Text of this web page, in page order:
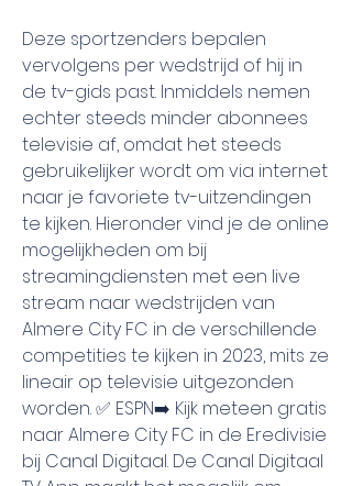
Deze sportzenders bepalen
vervolgens per wedstrijd of hij in
de tv-gids past. Inmiddels nemen
echter steeds minder abonnees
televisie af, omdat het steeds
gebruikelijker wordt om via internet
naar je favoriete tv-uitzendingen
te kijken. Hieronder vind je de online
mogelijkheden om bij
streamingdiensten met een live
stream naar wedstrijden van
Almere City FC in de verschillende
competities te kijken in 2023, mits ze
lineair op televisie uitgezonden
worden. ✅ ESPN➡️ Kijk meteen gratis
naar Almere City FC in de Eredivisie
bij Canal Digitaal. De Canal Digitaal